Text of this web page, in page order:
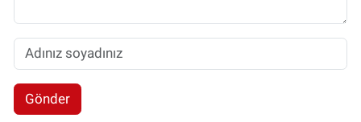
Gönder